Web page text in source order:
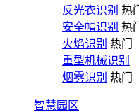
反光衣识别 热门
安全帽识别 热门
火焰识别 热门
重型机械识别
烟雾识别 热门
智慧园区